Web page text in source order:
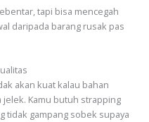
tapi bisa mencegah
daripada barang rusak pas
akan kuat kalau bahan
jelek. Kamu butuh strapping
tidak gampang sobek supaya